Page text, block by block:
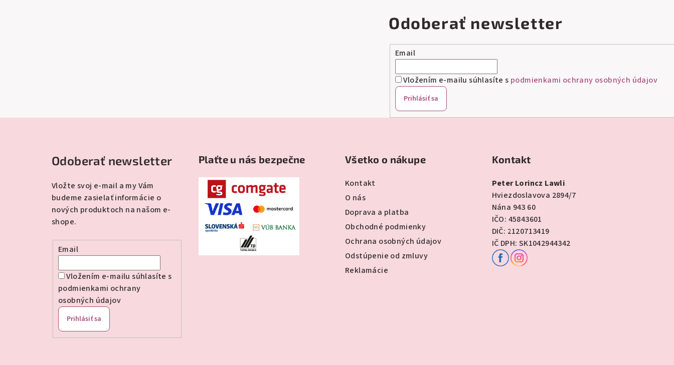
Odoberať newsletter
Email
Vložením e-mailu súhlasíte s podmienkami ochrany osobných údajov
Prihlásiť sa
Odoberať newsletter
Vložte svoj e-mail a my Vám
budeme zasielať informácie o
nových produktoch na našom e-
shope.
Email
Vložením e-mailu súhlasíte s
podmienkami ochrany
osobných údajov
Prihlásiť sa
Plaťte u nás bezpečne Všetko o nákupe
Kontakt
O nás
Doprava a platba
Obchodné podmienky
Ochrana osobných údajov
Odstúpenie od zmluvy
Reklamácie
Kontakt
Peter Lorincz Lawli
Hviezdoslavova 2894/7
Nána 943 60
IČO: 45843601
DIČ: 2120713419
IČ DPH: SK1042944342